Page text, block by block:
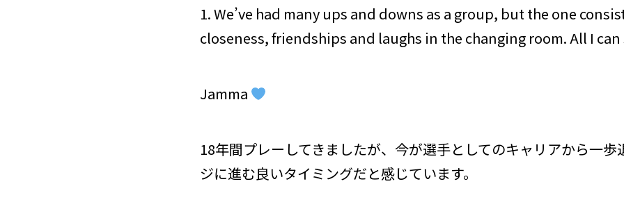
1. We’ve had many ups and downs as a group, but the one
closeness, friendships and laughs in the changing room. All I
Jamma
18年間プレーしてきましたが、今が選手としてのキャリアから一歩
ジに進む良いタイミングだと感じています。